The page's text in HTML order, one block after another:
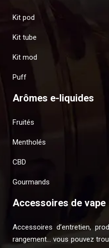
Kit pod
Kit tube
Kit mod
Puff
Arômes e-liquides
Fruités
Mentholés
CBD
Gourmands
Accessoires de vape
Accessoires d’entretien,
rangement… vous pouvez